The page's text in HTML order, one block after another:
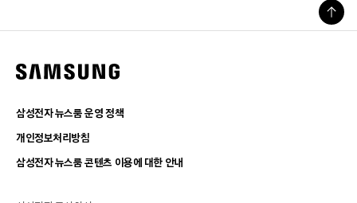
삼성전자 뉴스룸 운영 정책
개인정보처리방침
삼성전자 뉴스룸 콘텐츠 이용에 대한 안내